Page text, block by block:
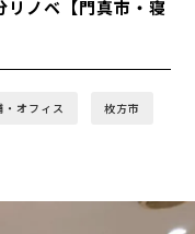
リノベ【門真市・寝
・オフィス 枚方市